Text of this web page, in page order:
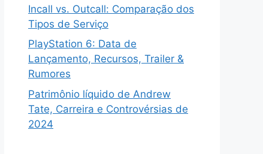
Incall vs. Outcall: Comparação dos
Tipos de Serviço
PlayStation 6: Data de
Lançamento, Recursos, Trailer &
Rumores
Patrimônio líquido de Andrew
Tate, Carreira e Controvérsias de
2024